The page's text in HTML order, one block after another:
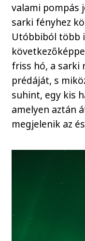
valami pompás
sarki fényhez
Utóbbiból több
friss hó, a sarki
prédáját, s
suhint, egy kis
amelyen aztán
megjelenik az